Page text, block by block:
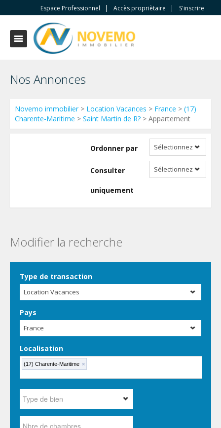
Espace Professionnel Accès propriètaire S'inscrire
Nos Annonces
Novemo immobilier> Location Vacances > France > (17)
Charente-Maritime > Saint Martin de R? > Appartement
Ordonner par Sélectionnez
Consulter
uniquement
Sélectionnez
Modifier la recherche
Type de transaction
Location Vacances
Pays
France
Localisation
(17) Charente-Maritime ×